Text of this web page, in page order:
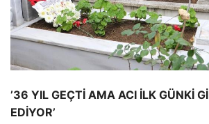
’36 YIL GEÇTİ AMA ACI İLK GÜNKİ
EDİYOR’